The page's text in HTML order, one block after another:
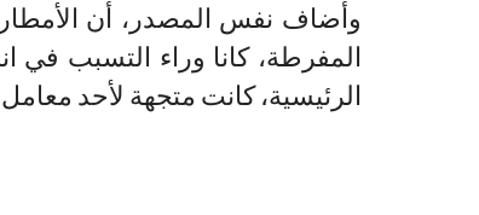
وأضاف نفس المصدر، أن
المفرطة، كانا وراء التسبب في
الرئيسية، كانت متجهة لأحد